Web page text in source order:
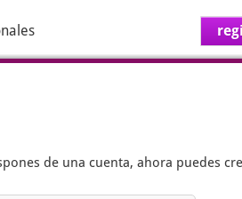
de una cuenta, ahora puedes